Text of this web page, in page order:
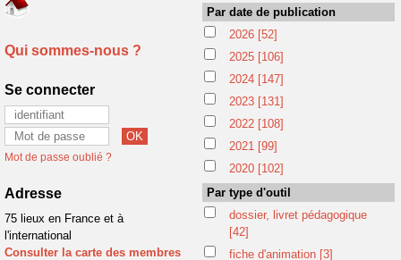
Qui sommes-nous ?
Se connecter
Mot de passe oublié ?
Adresse
75 lieux en France et à
l'international
Consulter la carte des membres
Par date de publication
2026 [52]
2025 [106]
2024 [147]
2023 [131]
2022 [108]
2021 [99]
2020 [102]
Par type d'outil
dossier, livret pédagogique
[42]
fiche d'animation [3]